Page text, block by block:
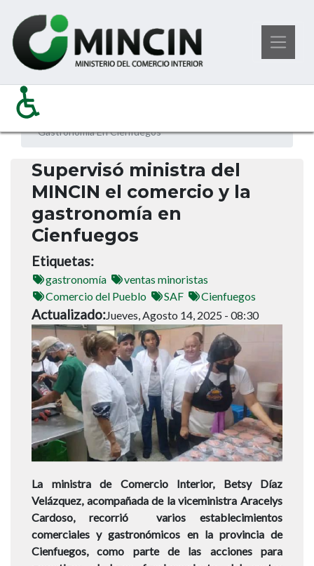
Gastronomía En Cienfuegos
Supervisó ministra del
MINCIN el comercio y la
gastronomía en
Cienfuegos
Etiquetas
gastronomía
ventas minoristas
Comercio del Pueblo
SAF Cienfuegos
Actualizado Jueves, Agosto 14, 2025 - 08:30
La ministra de Comercio Interior, Betsy Díaz
Velázquez, acompañada de la viceministra Aracelys
Cardoso, recorrió varios establecimientos
comerciales y gastronómicos en la provincia de
Cienfuegos, como parte de las acciones para